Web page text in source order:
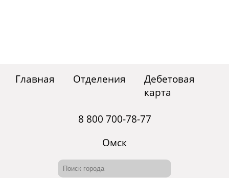
Главная Отделения
Дебетовая
карта
8 800 700-78-77
Омск